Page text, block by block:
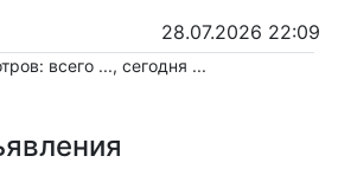
28.07.2026 22:09
всего ..., сегодня ...